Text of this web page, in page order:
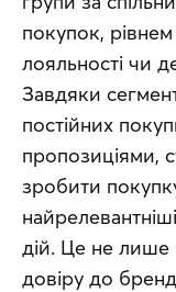
покупок, рівнем
лояльності чи
Завдяки
постійних
пропозиціями,
зробити
дій. Це не лише
довіру до